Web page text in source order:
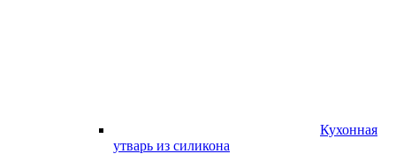
Кухонная
утварь из силикона